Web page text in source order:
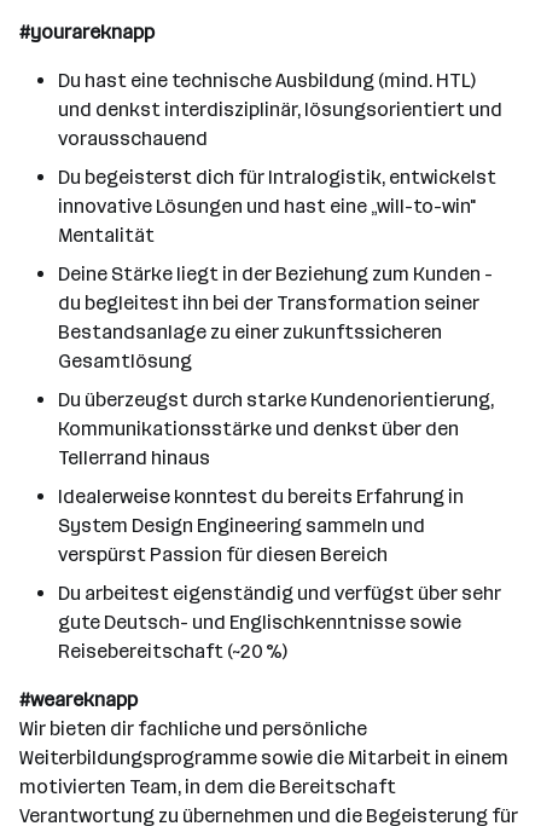
#yourareknapp
Du hast eine technische Ausbildung (mind. HTL)
und denkst interdisziplinär, lösungsorientiert und
vorausschauend
Du begeisterst dich für Intralogistik, entwickelst
innovative Lösungen und hast eine „will-to-win"
Mentalität
Deine Stärke liegt in der Beziehung zum Kunden -
du begleitest ihn bei der Transformation seiner
Bestandsanlage zu einer zukunftssicheren
Gesamtlösung
Du überzeugst durch starke Kundenorientierung,
Kommunikationsstärke und denkst über den
Tellerrand hinaus
Idealerweise konntest du bereits Erfahrung in
System Design Engineering sammeln und
verspürst Passion für diesen Bereich
Du arbeitest eigenständig und verfügst über sehr
gute Deutsch- und Englischkenntnisse sowie
Reisebereitschaft (~20 %)
#weareknapp
Wir bieten dir fachliche und persönliche
Weiterbildungsprogramme sowie die Mitarbeit in einem
motivierten Team, in dem die Bereitschaft
Verantwortung zu übernehmen und die Begeisterung für